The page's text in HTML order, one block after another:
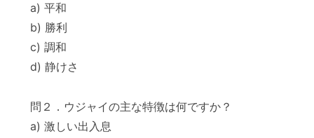
a) 平和
b) 勝利
c) 調和
d) 静けさ
問２．ウジャイの主な特徴は何ですか？
a) 激しい出入息